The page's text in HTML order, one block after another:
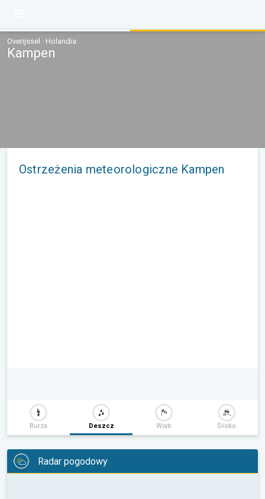
Overijssel · Holandia
Kampen
Ostrzeżenia meteorologiczne Kampen
Burza Deszcz Wiatr Ślisko
Radar pogodowy